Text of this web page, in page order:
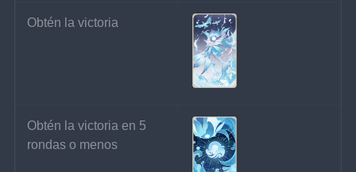
Obtén la victoria
Obtén la victoria en 5
rondas o menos